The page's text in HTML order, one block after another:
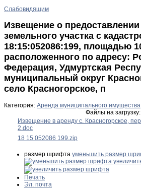
Слабовидящим
Извещение о
земельного участка с
18:15:052086:199, площадью
расположенного по адресу:
Федерация, Удмуртская
муниципальный округ
село Красногорское, п
Категория: Аренда муниципального имущества
Файлы на загрузку:
Извещение в аренду с. Красногорское,
2.doc
18 15 052086 199.zip
размер шрифта уменьшить размер
Печать
Эл. почта